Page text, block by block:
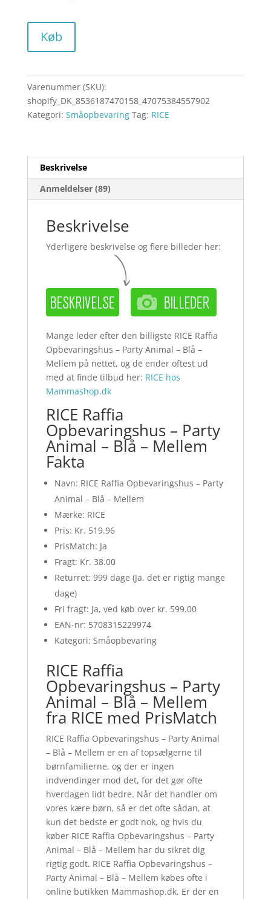
Køb
Varenummer (SKU):
shopify_DK_8536187470158_47075384557902
Kategori: Småopbevaring Tag: RICE
Beskrivelse
Anmeldelser (89)
Beskrivelse
Yderligere beskrivelse og flere billeder her:
Mange leder efter den billigste RICE Raffia
Opbevaringshus – Party Animal – Blå –
Mellem på nettet, og de ender oftest ud
med at finde tilbud her: RICE hos
Mammashop.dk
RICE Raffia
Opbevaringshus – Party
Animal – Blå – Mellem
Fakta
Navn: RICE Raffia Opbevaringshus – Party
Animal – Blå – Mellem
Mærke: RICE
Pris: Kr. 519.96
PrisMatch: Ja
Fragt: Kr. 38.00
Returret: 999 dage (Ja, det er rigtig mange
dage)
Fri fragt: Ja, ved køb over kr. 599.00
EAN-nr: 5708315229974
Kategori: Småopbevaring
RICE Raffia
Opbevaringshus – Party
Animal – Blå – Mellem
fra RICE med PrisMatch
RICE Raffia Opbevaringshus – Party Animal
– Blå – Mellem er en af topsælgerne til
børnfamilierne, og der er ingen
indvendinger mod det, for det gør ofte
hverdagen lidt bedre. Når det handler om
vores kære børn, så er det ofte sådan, at
kun det bedste er godt nok, og hvis du
køber RICE Raffia Opbevaringshus – Party
Animal – Blå – Mellem har du sikret dig
rigtig godt. RICE Raffia Opbevaringshus –
Party Animal – Blå – Mellem købes ofte i
online butikken Mammashop.dk. Er der en